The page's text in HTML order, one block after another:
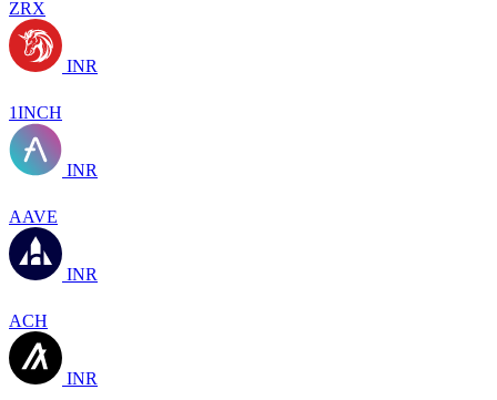
ZRX
INR
1INCH
INR
AAVE
INR
ACH
INR